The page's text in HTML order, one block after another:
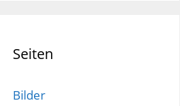
Seiten
Bilder